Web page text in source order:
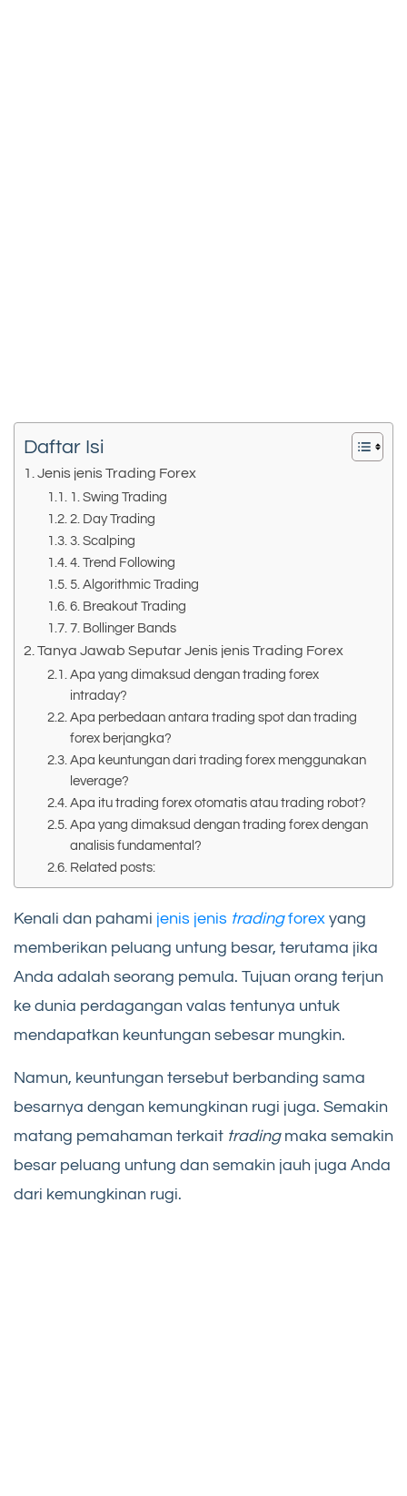
Daftar Isi
Jenis jenis Trading Forex
1. Swing Trading
2. Day Trading
3. Scalping
4. Trend Following
5. Algorithmic Trading
6. Breakout Trading
7. Bollinger Bands
Tanya Jawab Seputar Jenis jenis Trading Forex
Apa yang dimaksud dengan trading forex
intraday?
Apa perbedaan antara trading spot dan trading
forex berjangka?
Apa keuntungan dari trading forex menggunakan
leverage?
Apa itu trading forex otomatis atau trading robot?
Apa yang dimaksud dengan trading forex dengan
analisis fundamental?
Related posts:
Kenali dan pahami jenis jenis tradingforex yang
memberikan peluang untung besar, terutama jika
Anda adalah seorang pemula. Tujuan orang terjun
ke dunia perdagangan valas tentunya untuk
mendapatkan keuntungan sebesar mungkin.
Namun, keuntungan tersebut berbanding sama
besarnya dengan kemungkinan rugi juga. Semakin
matang pemahaman terkait trading maka semakin
besar peluang untung dan semakin jauh juga Anda
dari kemungkinan rugi.